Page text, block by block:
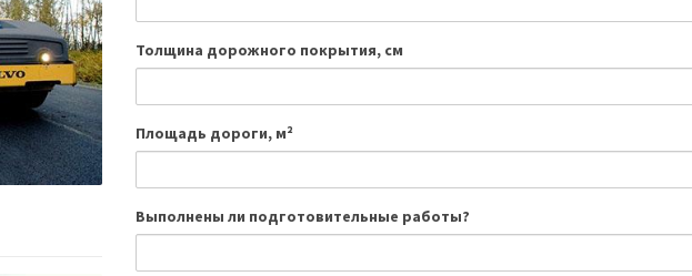
Толщина дорожного покрытия, см
Площадь дороги, м²
Выполнены ли подготовительные работы?